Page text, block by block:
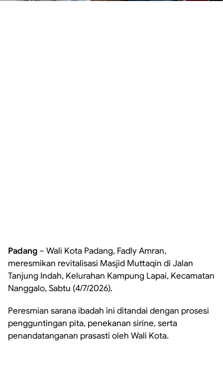
Padang – Wali Kota Padang, Fadly Amran,
meresmikan revitalisasi Masjid Muttaqin di Jalan
Tanjung Indah, Kelurahan Kampung Lapai, Kecamatan
Nanggalo, Sabtu (4/7/2026).
Peresmian sarana ibadah ini ditandai dengan prosesi
pengguntingan pita, penekanan sirine, serta
penandatanganan prasasti oleh Wali Kota.